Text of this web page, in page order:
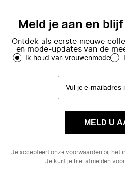
Meld je aan en
Ontdek als eerste nieuwe
en mode-updates van de
Ik houd van vrouwenmode
MELD U
Je accepteert onze voorwaarden bij het
Je kunt je hierafmelden voor